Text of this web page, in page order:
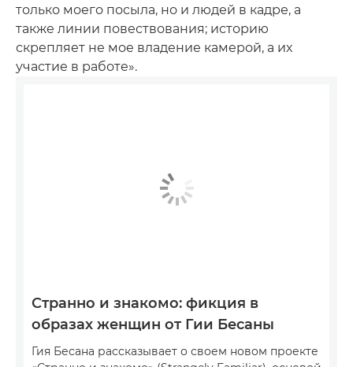
только моего посыла, но и людей в кадре, а
также линии повествования; историю
скрепляет не мое владение камерой, а их
участие в работе».
Странно и знакомо: фикция в
образах женщин от Гии Бесаны
Гия Бесана рассказывает о своем новом проекте